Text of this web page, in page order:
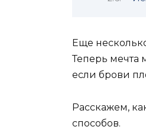
Еще
Теперь мечта
если брови
Расскажем,
способов.